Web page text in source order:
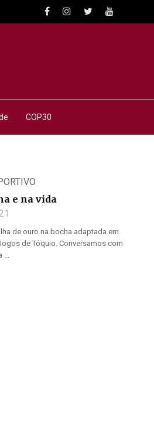
COP30
e na vida
de ouro na bocha adaptada em
de Tóquio. Conversamos com
...